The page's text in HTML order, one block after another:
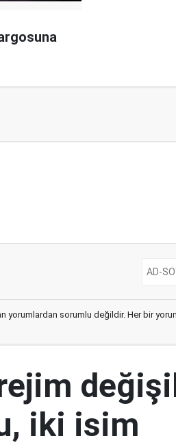
sorumlu değildir. Her bir
iki isim